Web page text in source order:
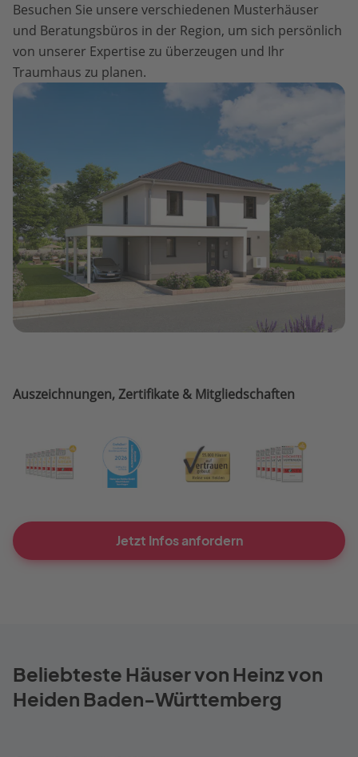
Besuchen Sie unsere verschiedenen Musterhäuser
und Beratungsbüros in der Region, um sich persönlich
von unserer Expertise zu überzeugen und Ihr
Traumhaus zu planen.
Auszeichnungen, Zertifikate & Mitgliedschaften
Jetzt Infos anfordern
Beliebteste Häuser von Heinz von
Heiden Baden-Württemberg